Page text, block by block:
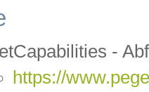
-
https://